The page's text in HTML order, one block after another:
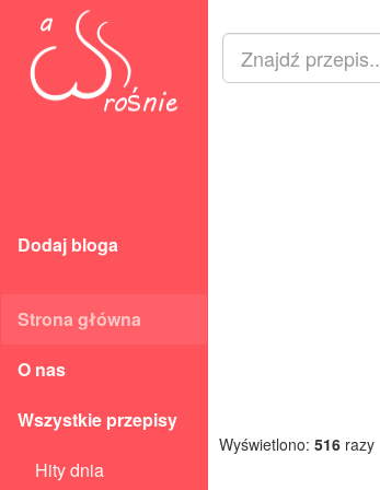
Dodaj bloga
Strona główna
O nas
Wszystkie przepisy
Hity dnia
Wyświetlono: 516 razy